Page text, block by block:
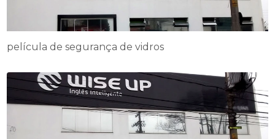
película de segurança de vidros